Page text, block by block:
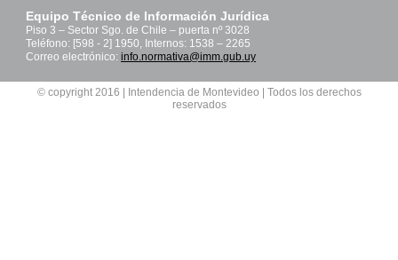
Equipo Técnico de Información Jurídica
Piso 3 – Sector Sgo. de Chile – puerta nº 3028
Teléfono: [598 - 2] 1950, Internos: 1538 – 2265
Correo electrónico: info.normativa@imm.gub.uy
© copyright 2016 | Intendencia de Montevideo | Todos los derechos
reservados